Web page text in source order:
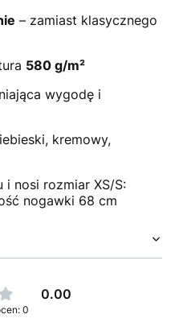
– zamiast klasycznego
580 g/m²
wygodę i
kremowy,
i nosi rozmiar XS/S:
nogawki 68 cm
0.00
0